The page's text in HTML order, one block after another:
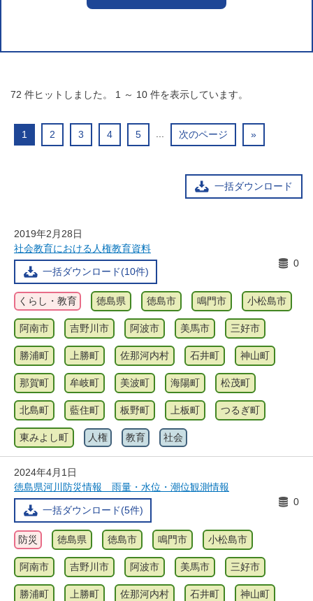
72 件ヒットしました。 1 ～ 10 件を表示しています。
1 2 3 4 5 ... 次のページ »
一括ダウンロード
2019年2月28日
社会教育における人権教育資料
一括ダウンロード(10件)
0
くらし・教育 徳島県 徳島市 鳴門市 小松島市
阿南市 吉野川市 阿波市 美馬市 三好市
勝浦町 上勝町 佐那河内村 石井町 神山町
那賀町 牟岐町 美波町 海陽町 松茂町
北島町 藍住町 板野町 上板町 つるぎ町
東みよし町 人権 教育 社会
2024年4月1日
徳島県河川防災情報 雨量・水位・潮位観測情報
一括ダウンロード(5件)
0
防災 徳島県 徳島市 鳴門市 小松島市
阿南市 吉野川市 阿波市 美馬市 三好市
勝浦町 上勝町 佐那河内村 石井町 神山町